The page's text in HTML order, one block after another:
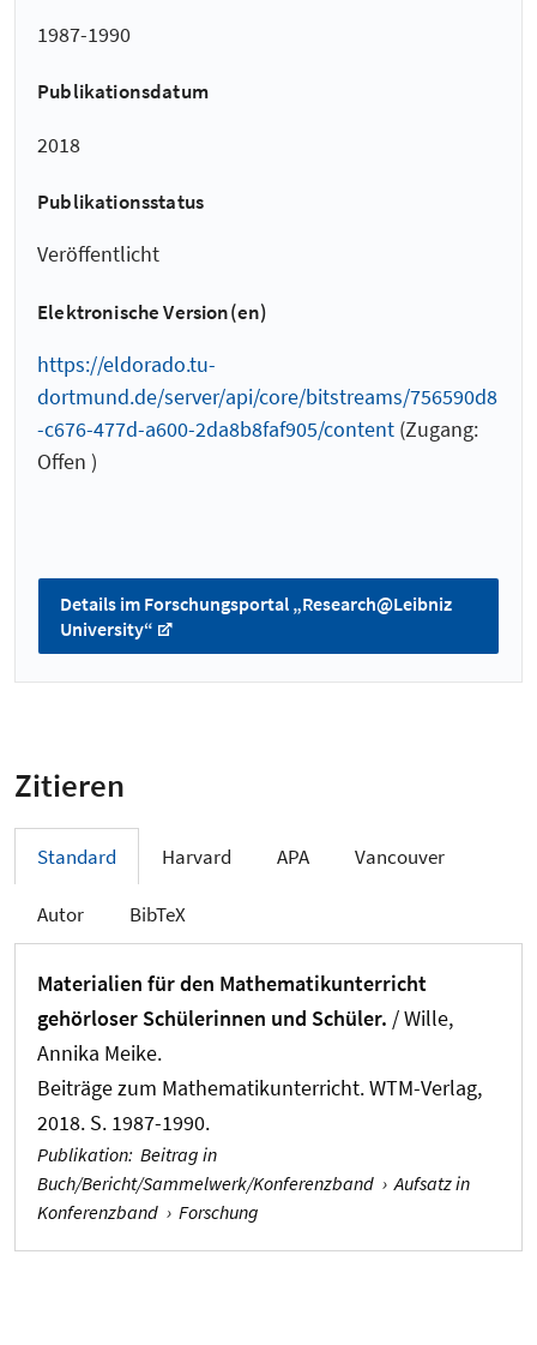
1987-1990
Publikationsdatum
2018
Publikationsstatus
Veröffentlicht
Elektronische Version(en)
https://eldorado.tu-
dortmund.de/server/api/core/bitstreams/756590d8
-c676-477d-a600-2da8b8faf905/content (Zugang:
Offen )
Details im Forschungsportal „Research@Leibniz
University“
Zitieren
Standard Harvard APA Vancouver
Autor BibTeX
Materialien für den Mathematikunterricht
gehörloser Schülerinnen und Schüler. /Wille,
Annika Meike.
Beiträge zum Mathematikunterricht. WTM-Verlag,
2018. S. 1987-1990.
Publikation: Beitrag in
Buch/Bericht/Sammelwerk/Konferenzband › Aufsatz in
Konferenzband › Forschung